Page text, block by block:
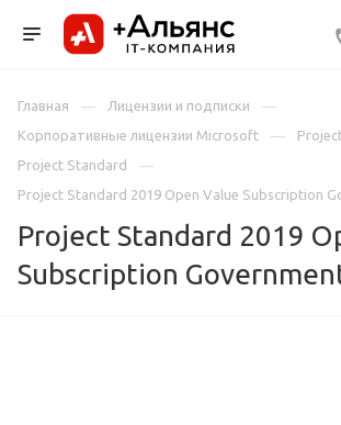
Главная
Лицензии и подписки
Корпоративные лицензии Microsoft
Project Standard
Project Standard 2019 Open Value Subscription
Project Standard 2019
Subscription